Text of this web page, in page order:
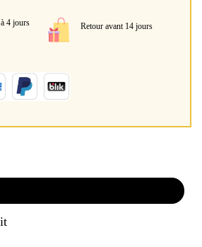
4 jours
Retour avant 14 jours